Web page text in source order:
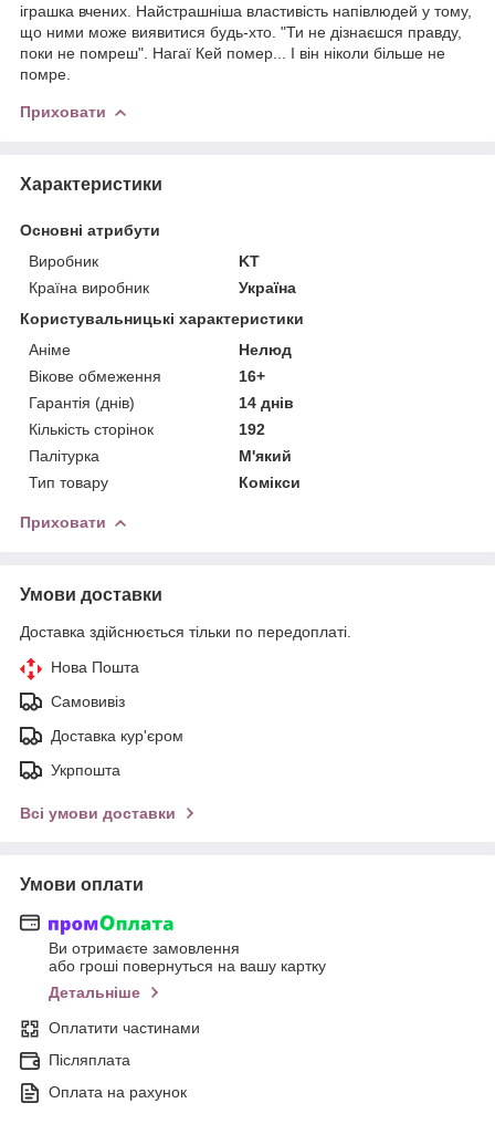
іграшка вчених. Найстрашніша властивість напівлюдей у тому,
що ними може виявитися будь-хто. "Ти не дізнаєшся правду,
поки не помреш". Нагаї Кей помер... І він ніколи більше не
помре.
Приховати
Характеристики
Основні атрибути
Виробник
KT
Країна виробник
Україна
Користувальницькі характеристики
Аніме
Нелюд
Вікове обмеження
16+
Гарантія (днів)
14 днів
Кількість сторінок
192
Палітурка
М'який
Тип товару
Комікси
Приховати
Умови доставки
Доставка здійснюється тільки по передоплаті.
Нова Пошта
Самовивіз
Доставка кур'єром
Укрпошта
Всі умови доставки
Умови оплати
Ви отримаєте замовлення
або гроші повернуться на вашу картку
Детальніше
Оплатити частинами
Післяплата
Оплата на рахунок